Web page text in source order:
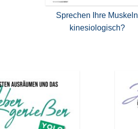
Sprechen Ihre Muskeln
kinesiologisch?